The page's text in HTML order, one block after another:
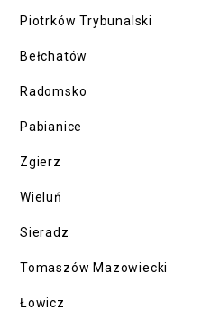
Piotrków Trybunalski
Bełchatów
Radomsko
Pabianice
Zgierz
Wieluń
Sieradz
Tomaszów Mazowiecki
Łowicz